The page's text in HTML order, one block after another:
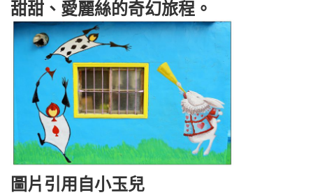
甜甜、愛麗絲的奇幻旅程。
圖片引用自小玉兒